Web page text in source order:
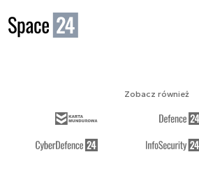
Zobacz również